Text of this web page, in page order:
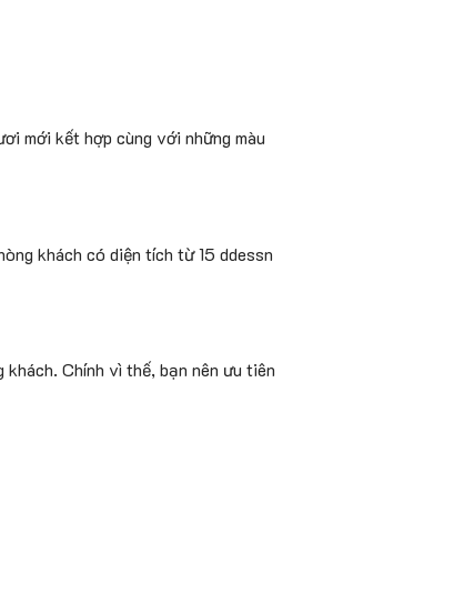
mới kết hợp cùng với những màu
khách có diện tích từ 15 ddessn
Chính vì thế, bạn nên ưu tiên